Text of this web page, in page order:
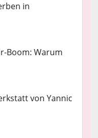
in
Boom: Warum
von Yannic